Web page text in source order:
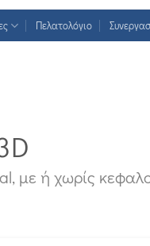
Πελατολόγιο
με ή χωρίς